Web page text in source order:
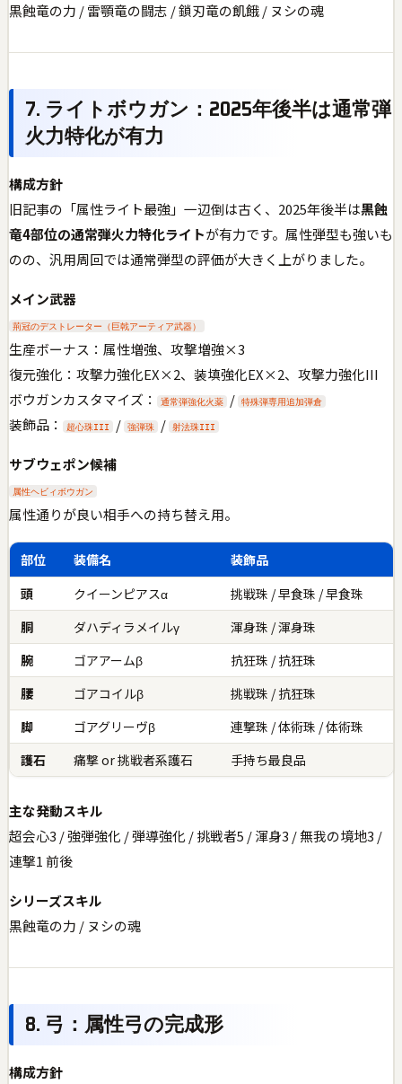
黒蝕竜の力 / 雷顎竜の闘志 / 鎖刃竜の飢餓 / ヌシの魂
7. ライトボウガン：2025年後半は通常弾
火力特化が有力
構成方針
旧記事の「属性ライト最強」一辺倒は古く、2025年後半は黒蝕
竜4部位の通常弾火力特化ライトが有力です。属性弾型も強いも
のの、汎用周回では通常弾型の評価が大きく上がりました。
メイン武器
荊冠のデストレーター（巨戟アーティア武器）
生産ボーナス：属性増強、攻撃増強×3
復元強化：攻撃力強化EX×2、装填強化EX×2、攻撃力強化III
ボウガンカスタマイズ：
通常弾強化火薬 / 特殊弾専用追加弾倉
装飾品： 超心珠III / 強弾珠 / 射法珠III
サブウェポン候補
属性ヘビィボウガン
属性通りが良い相手への持ち替え用。
部位 装備名
装飾品
頭
クイーンピアスα
挑戦珠 / 早食珠 / 早食珠
胴
ダハディラメイルγ
渾身珠 / 渾身珠
腕
ゴアアームβ
抗狂珠 / 抗狂珠
腰
ゴアコイルβ
挑戦珠 / 抗狂珠
脚
ゴアグリーヴβ
連撃珠 / 体術珠 / 体術珠
護石
痛撃 or 挑戦者系護石 手持ち最良品
主な発動スキル
超会心3 / 強弾強化 / 弾導強化 / 挑戦者5 / 渾身3 / 無我の境地3 /
連撃1 前後
シリーズスキル
黒蝕竜の力 / ヌシの魂
8. 弓：属性弓の完成形
構成方針